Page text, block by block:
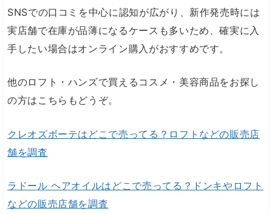
SNSでの口コミを中心に認知が広がり、新作発売時には
実店舗で在庫が品薄になるケースも多いため、確実に入
手したい場合はオンライン購入がおすすめです。
他のロフト・ハンズで買えるコスメ・美容商品をお探し
の方はこちらもどうぞ。
クレオズボーテはどこで売ってる？ロフトなどの販売店
舗を調査
ラドール ヘアオイルはどこで売ってる？ドンキやロフト
などの販売店舗を調査